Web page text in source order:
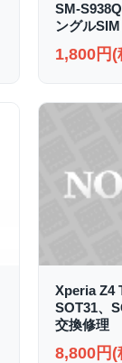
SM-
ングル
1,800円(
Xperia Z4
SOT31、
交換修理
8,800円(